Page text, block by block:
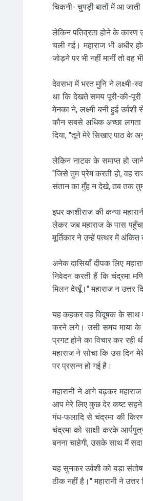
चिकनी- चुपड़ी बातों में आ
लेकिन पतिव्रता होने के कारण
चली गई। महाराज भी अधीर
जोड़ने पर भी नहीं मानीं तो वह
देवसभा में भरत मुनि ने लक्ष्मी-
था कि देखते समय पूरी-की-
मेनका ने, लक्ष्मी बनी हुई
कौन सबसे अधिक अच्छा
दिया, "तूने मेरे सिखाए पाठ के
लेकिन नाटक के समाप्त हो
"जिसे तुम प्रेम करती हो, वह
संतान का मुँह न देखे, तब तक
इधर काशीराज की कन्या
लेकर जब महाराज के पास
मूर्तिकार ने उन्हें पत्थर में
अनेक दासियाँ दीपक लिए
निवेदन करती हैं कि चंद्रमा
मिलन देखूँ।" महाराज न उत्तर
यह कहकर वह विदूषक के साथ
करने लगे। उसी समय माया के
प्रगट होने का विचार कर रही
महाराज ने सोचा कि उस दिन
पर प्रसन्न हो गई है।
महारानी ने आगे बढ़कर
आप मेरे लिए कुछ देर कष्ट सहने
गंध-फलादि से चंद्रमा की
चंद्रमा को साक्षी करके
बनना चाहेगी, उसके साथ मैं
यह सुनकर उर्वशी को बड़ा
ठीक नहीं है।" महारानी ने